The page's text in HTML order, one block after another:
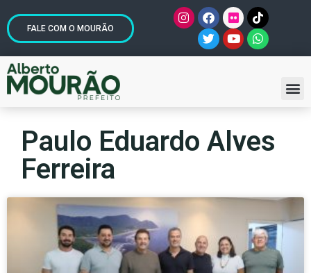
FALE COM O MOURÃO
Paulo Eduardo Alves
Ferreira